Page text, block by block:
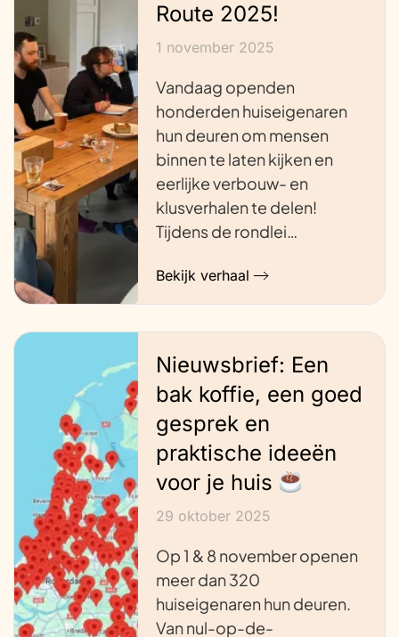
Route 2025!
1 november 2025
Vandaag openden
honderden huiseigenaren
hun deuren om mensen
binnen te laten kijken en
eerlijke verbouw- en
klusverhalen te delen!
Tijdens de rondlei…
Bekijk verhaal
Nieuwsbrief: Een
bak koffie, een goed
gesprek en
praktische ideeën
voor je huis
29 oktober 2025
Op 1 & 8 november openen
meer dan 320
huiseigenaren hun deuren.
Van nul-op-de-